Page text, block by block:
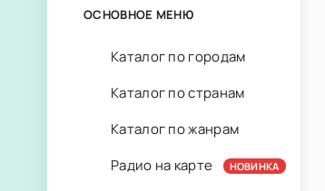
ОСНОВНОЕ МЕНЮ
Каталог по городам
Каталог по странам
Каталог по жанрам
Радио на карте
НОВИНКА